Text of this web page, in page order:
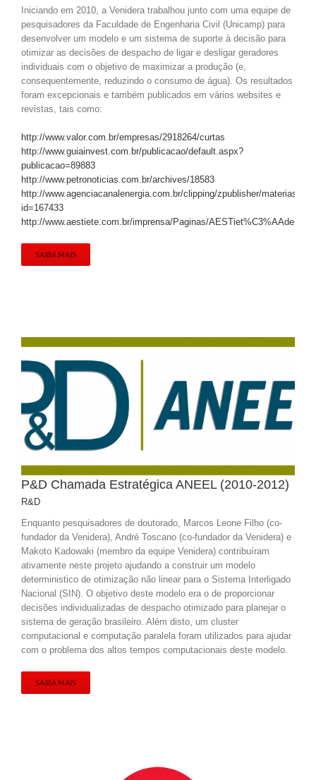
Iniciando em 2010, a Venidera trabalhou junto com uma equipe de
pesquisadores da Faculdade de Engenharia Civil (Unicamp) para
desenvolver um modelo e um sistema de suporte à decisão para
otimizar as decisões de despacho de ligar e desligar geradores
individuais com o objetivo de maximizar a produção (e,
consequentemente, reduzindo o consumo de água). Os resultados
foram excepcionais e também publicados em vários websites e
revistas, tais como:
http://www.valor.com.br/empresas/2918264/curtas
http://www.guiainvest.com.br/publicacao/default.aspx?
publicacao=89883
http://www.petronoticias.com.br/archives/18583
http://www.agenciacanalenergia.com.br/clipping/zpublisher/materias/
id=167433
http://www.aestiete.com.br/imprensa/Paginas/
SAIBA MAIS
P&D Chamada Estratégica ANEEL (2010-2012)
R&D
Enquanto pesquisadores de doutorado, Marcos Leone Filho (co-
fundador da Venidera), André Toscano (co-fundador da Venidera) e
Makoto Kadowaki (membro da equipe Venidera) contribuíram
ativamente neste projeto ajudando a construir um modelo
deterministico de otimização não linear para o Sistema Interligado
Nacional (SIN). O objetivo deste modelo era o de proporcionar
decisões individualizadas de despacho otimizado para planejar o
sistema de geração brasileiro. Além disto, um cluster
computacional e computação paralela foram utilizados para ajudar
com o problema dos altos tempos computacionais deste modelo.
SAIBA MAIS